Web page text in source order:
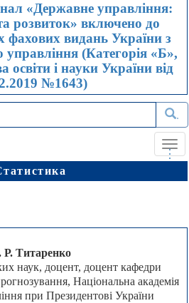
«Державне управління:
розвиток» включено до
фахових видань України з
(Категорія «Б»,
освіти і науки України від
№1643)
...
Р. Титаренко
наук, доцент, доцент кафедри
Національна академія
при Президентові України